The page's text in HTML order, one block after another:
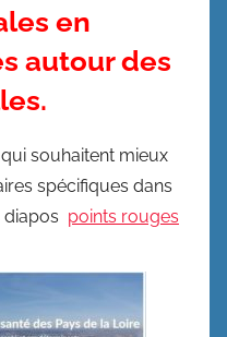
en
autour des
souhaitent mieux
spécifiques dans
points rouges